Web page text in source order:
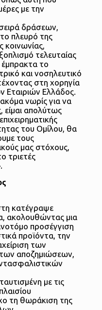
με την
δράσεων,
πλευρό της
κοινωνίας,
τελευταίας
έμπρακτα το
και νοσηλευτικό
στη χορηγία
Εταιριών Ελλάδος.
νωρίς για να
είμαι απολύτως
του Ομίλου, θα
τους
μας στόχους,
τριετές
κατέγραψε
ακολουθώντας μια
προσέγγιση
προϊόντα, την
των
αποζημιώσεων,
με τις
τη θωράκιση της